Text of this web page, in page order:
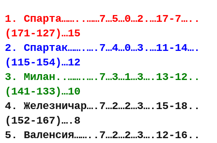
1. Спарта……..……7…5…0…2.…17-7…..
(171-127)…15
2. Спартак…….….7…4…0…3.…11-14….
(115-154)…12
3. Милан..…….….7…3…1…3….13-12..
(141-133)…10
4. Железничар….7…2…2…3….15-18..
(152-167)….8
5. Валенсия……..7…2…2…3….12-16..